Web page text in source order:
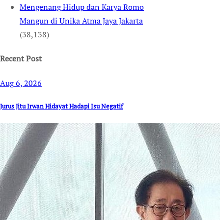
Mengenang Hidup dan Karya Romo
Mangun di Unika Atma Jaya Jakarta
(38,138)
Recent Post
Aug 6, 2026
Jurus Jitu Irwan Hidayat Hadapi Isu Negatif